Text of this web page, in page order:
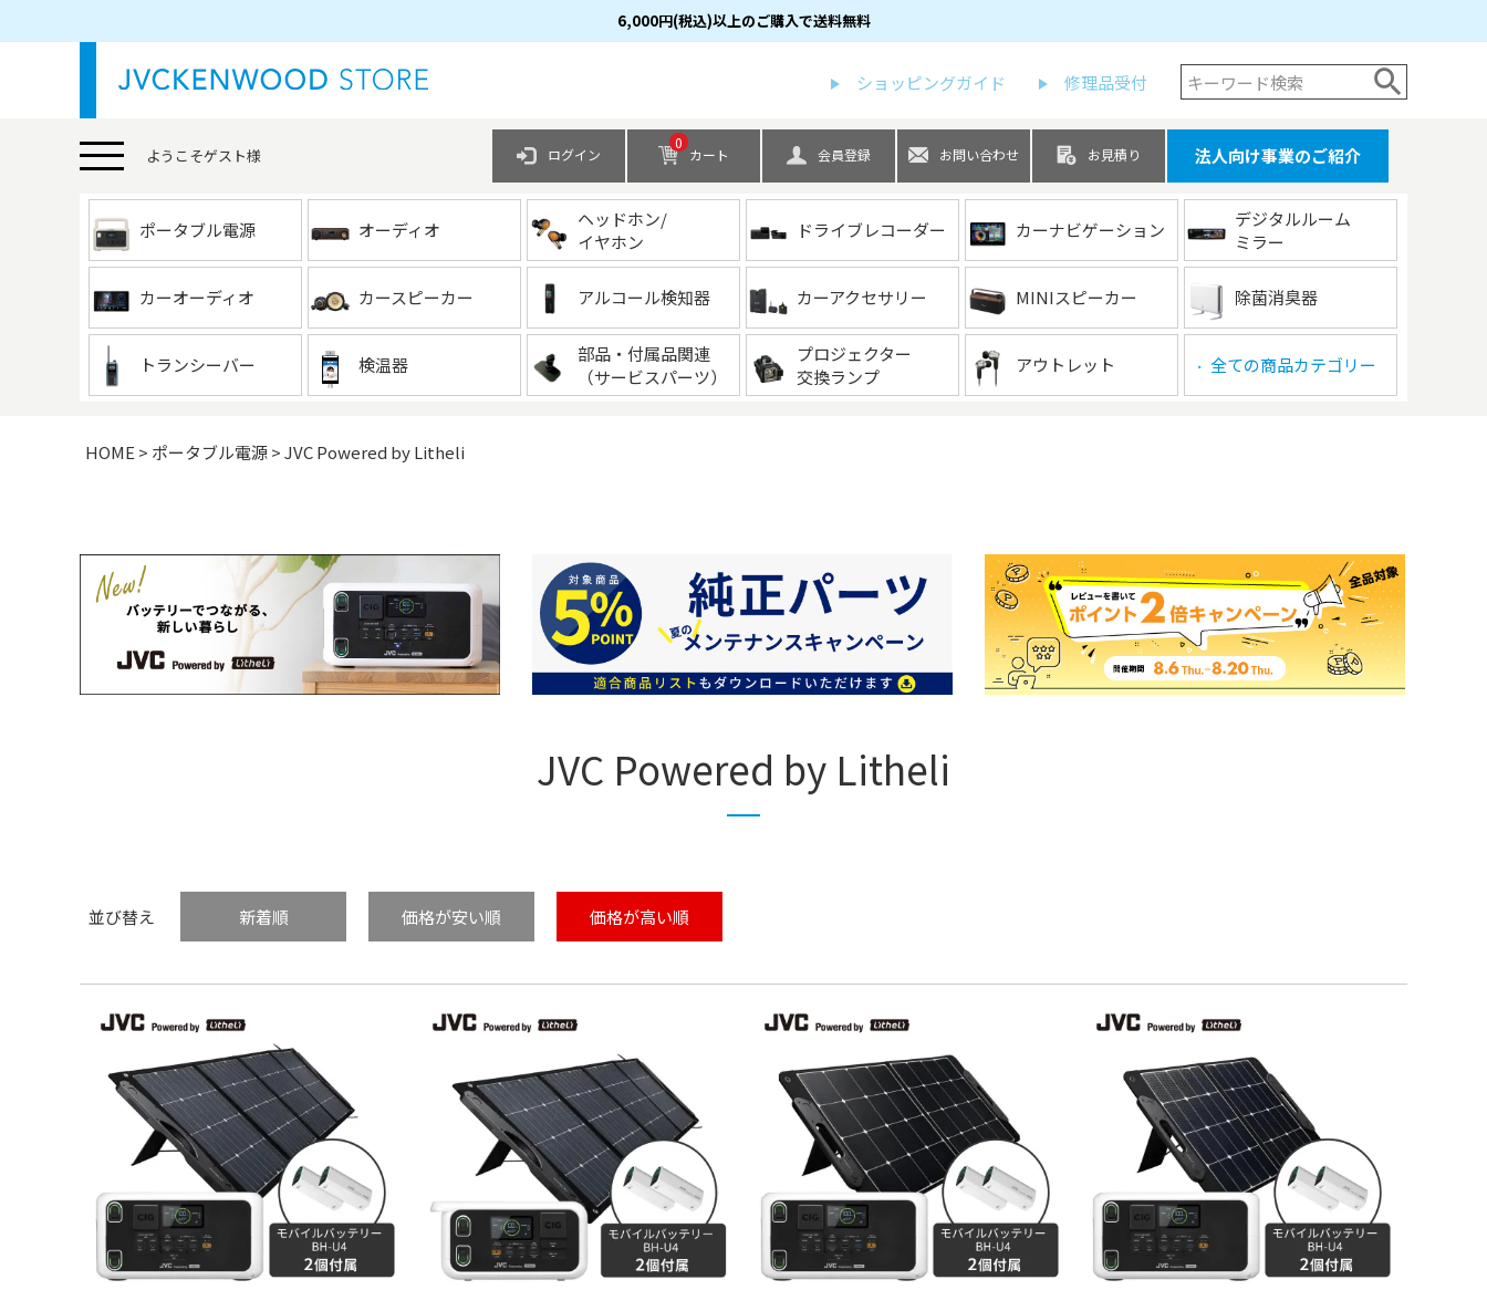
6,000円(税込)以上のご購入で送料無料
ショッピングガイド 修理品受付
検索
ようこそゲスト様 ログイン
0
カート 会員登録 お問い合わせ お見積り 法人向け事業のご紹介
ポータブル電源 オーディオ
ヘッドホン/
イヤホン
ドライブレコーダー カーナビゲーション
デジタルルーム
ミラー
カーオーディオ カースピーカー アルコール検知器 カーアクセサリー MINIスピーカー 除菌消臭器
トランシーバー 検温器
部品・付属品関連
（サービスパーツ）
プロジェクター
交換ランプ
アウトレット ▶ 全ての商品カテゴリー
HOME ポータブル電源 JVC Powered by Litheli
JVC Powered by Litheli
並び替え 新着順 価格が安い順 価格が高い順